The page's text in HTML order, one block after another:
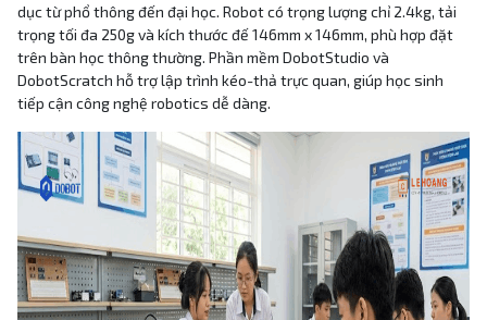
dục từ phổ thông đến đại học. Robot có trọng lượng chỉ 2.4kg, tải
trọng tối đa 250g và kích thước đế 146mm x 146mm, phù hợp đặt
trên bàn học thông thường. Phần mềm DobotStudio và
DobotScratch hỗ trợ lập trình kéo-thả trực quan, giúp học sinh
tiếp cận công nghệ robotics dễ dàng.